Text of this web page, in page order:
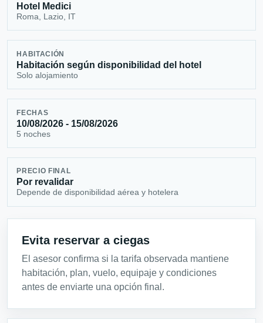
Hotel Medici
Roma, Lazio, IT
HABITACIÓN
Habitación según disponibilidad del hotel
Solo alojamiento
FECHAS
10/08/2026 - 15/08/2026
5 noches
PRECIO FINAL
Por revalidar
Depende de disponibilidad aérea y hotelera
Evita reservar a ciegas
El asesor confirma si la tarifa observada mantiene
habitación, plan, vuelo, equipaje y condiciones
antes de enviarte una opción final.